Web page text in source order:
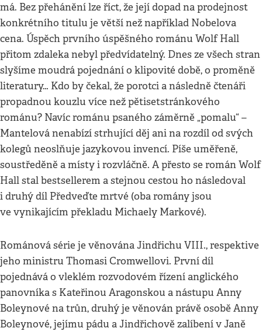
má. Bez přehánění lze říct, že její dopad na prodejnost
konkrétního titulu je větší než například Nobelova
cena. Úspěch prvního úspěšného románu Wolf Hall
přitom zdaleka nebyl předvídatelný. Dnes ze všech stran
slyšíme moudrá pojednání o klipovité době, o proměně
literatury… Kdo by čekal, že porotci a následně čtenáři
propadnou kouzlu více než pětisetstránkového
románu? Navíc románu psaného záměrně „pomalu“ –
Mantelová nenabízí strhující děj ani na rozdíl od svých
kolegů neoslňuje jazykovou invencí. Píše uměřeně,
soustředěně a místy i rozvláčně. A přesto se román Wolf
Hall stal bestsellerem a stejnou cestou ho následoval
i druhý díl Předveďte mrtvé (oba romány jsou
ve vynikajícím překladu Michaely Markové).
Románová série je věnována Jindřichu VIII., respektive
jeho ministru Thomasi Cromwellovi. První díl
pojednává o vleklém rozvodovém řízení anglického
panovníka s Kateřinou Aragonskou a nástupu Anny
Boleynové na trůn, druhý je věnován právě osobě Anny
Boleynové, jejímu pádu a Jindřichově zalíbení v Janě